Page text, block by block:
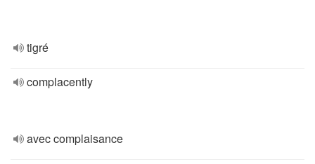
tigré
complacently
avec complaisance